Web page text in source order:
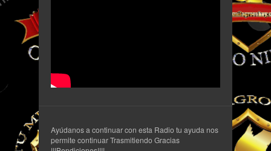
Ayúdanos a continuar con esta Radio tu ayuda nos
permite continuar Trasmitiendo Gracias